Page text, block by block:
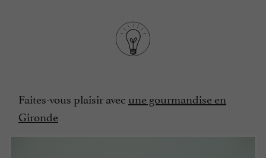
Faites-vous plaisir avec une gourmandise en
Gironde